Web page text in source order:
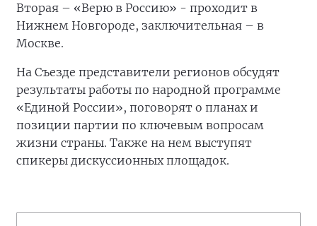
Вторая – «Верю в Россию» - проходит в
Нижнем Новгороде, заключительная – в
Москве.
На Съезде представители регионов обсудят
результаты работы по народной программе
«Единой России», поговорят о планах и
позиции партии по ключевым вопросам
жизни страны. Также на нем выступят
спикеры дискуссионных площадок.